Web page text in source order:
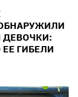
ДЕВОЧКИ:
ГИБЕЛИ